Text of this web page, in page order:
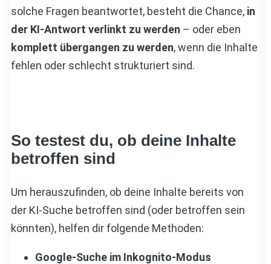
solche Fragen beantwortet, besteht die Chance, in
der KI-Antwort verlinkt zu werden – oder eben
komplett übergangen zu werden, wenn die Inhalte
fehlen oder schlecht strukturiert sind.
So testest du, ob deine Inhalte
betroffen sind
Um herauszufinden, ob deine Inhalte bereits von
der KI-Suche betroffen sind (oder betroffen sein
könnten), helfen dir folgende Methoden:
Google-Suche im Inkognito-Modus